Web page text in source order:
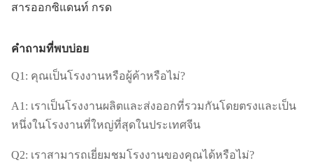
สารออกซิแดนท์ กรด
คำถามที่พบบ่อย
Q1: คุณเป็นโรงงานหรือผู้ค้าหรือไม่?
A1: เราเป็นโรงงานผลิตและส่งออกที่รวมกันโดยตรงและเป็น
หนึ่งในโรงงานที่ใหญ่ที่สุดในประเทศจีน
Q2: เราสามารถเยี่ยมชมโรงงานของคุณได้หรือไม่?